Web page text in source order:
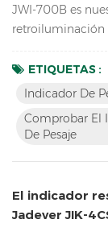
JWI-700B es
retroiluminación
verificación de
rápidamente
plataforma de
contorno a...
ETIQUETAS :
Indicador De
Comprobar El
De Pesaje
El indicador
Jadever JIK-